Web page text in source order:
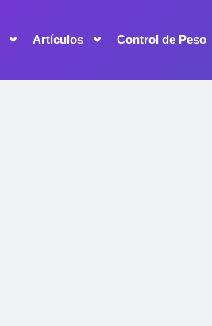
Artículos Control de Peso